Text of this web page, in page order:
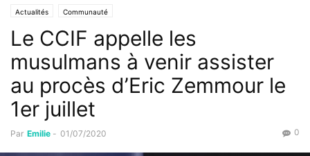
Actualités Communauté
Le CCIF appelle les
musulmans à venir assister
au procès d’Eric Zemmour le
1er juillet
Par Emilie - 01/07/2020 0